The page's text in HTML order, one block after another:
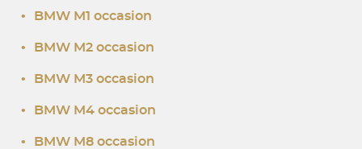
• BMW M1 occasion
• BMW M2 occasion
• BMW M3 occasion
• BMW M4 occasion
• BMW M8 occasion